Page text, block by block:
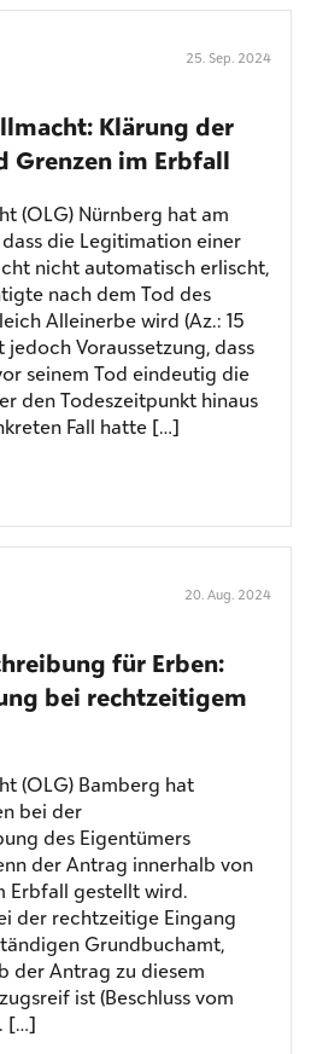
25. Sep. 2024
Klärung der
Grenzen im Erbfall
(OLG) Nürnberg hat am
die Legitimation einer
nicht automatisch erlischt,
nach dem Tod des
Alleinerbe wird (Az.: 15
jedoch Voraussetzung, dass
seinem Tod eindeutig die
den Todeszeitpunkt hinaus
Fall hatte […]
20. Aug. 2024
für Erben:
bei rechtzeitigem
(OLG) Bamberg hat
bei der
des Eigentümers
der Antrag innerhalb von
Erbfall gestellt wird.
der rechtzeitige Eingang
Grundbuchamt,
der Antrag zu diesem
ist (Beschluss vom
[…]